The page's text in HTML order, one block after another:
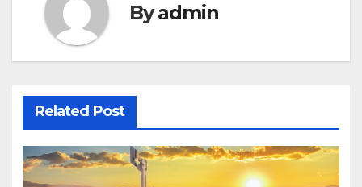
Byadmin
Related Post